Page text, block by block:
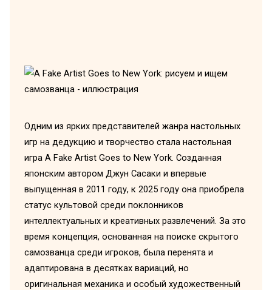
Одним из ярких представителей жанра настольных
игр на дедукцию и творчество стала настольная
игра A Fake Artist Goes to New York. Созданная
японским автором Джун Сасаки и впервые
выпущенная в 2011 году, к 2025 году она приобрела
статус культовой среди поклонников
интеллектуальных и креативных развлечений. За это
время концепция, основанная на поиске скрытого
самозванца среди игроков, была перенята и
адаптирована в десятках вариаций, но
оригинальная механика и особый художественный